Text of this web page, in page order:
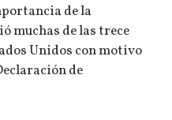
de la
muchas de las trece
Unidos con motivo
de